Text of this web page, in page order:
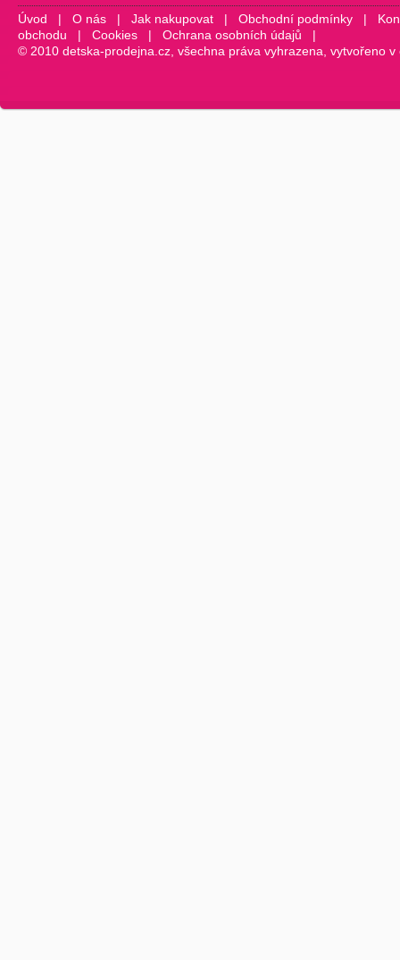
Úvod | O nás | Jak nakupovat | Obchodní podmínky |
obchodu | Cookies | Ochrana osobních údajů |
© 2010 detska-prodejna.cz, všechna práva vyhrazena, vytvořeno v